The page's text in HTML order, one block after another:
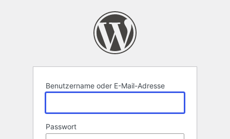
Benutzername oder E-Mail-Adresse
Passwort